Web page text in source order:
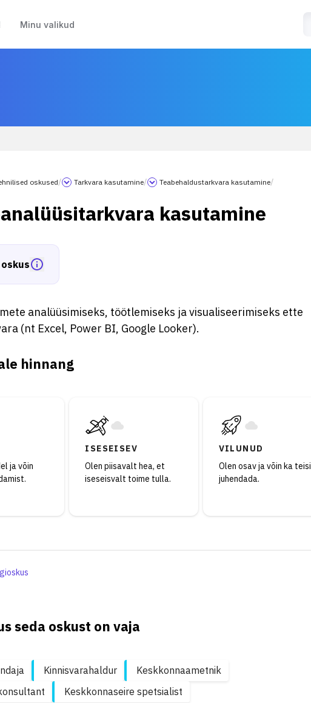
Minu valikud
oskused/ Tarkvara kasutamine/ Teabehaldustarkvara kasutamine/
kasutamine
analüüsimiseks, töötlemiseks ja visualiseerimiseks ette
(nt Excel, Power BI, Google Looker).
hinnang
ja võin
ISESEISEV
Olen piisavalt hea, et
iseseisvalt toime tulla.
VILUNUD
Olen osav ja võin ka teisi
juhendada.
seda oskust on vaja
Kinnisvarahaldur
Keskkonnaametnik
Keskkonnaseire spetsialist